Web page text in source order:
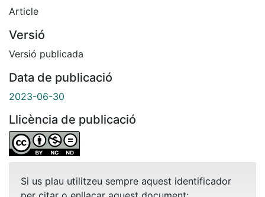
Article
Versió
Versió publicada
Data de publicació
2023-06-30
Llicència de publicació
Si us plau utilitzeu sempre aquest identificador